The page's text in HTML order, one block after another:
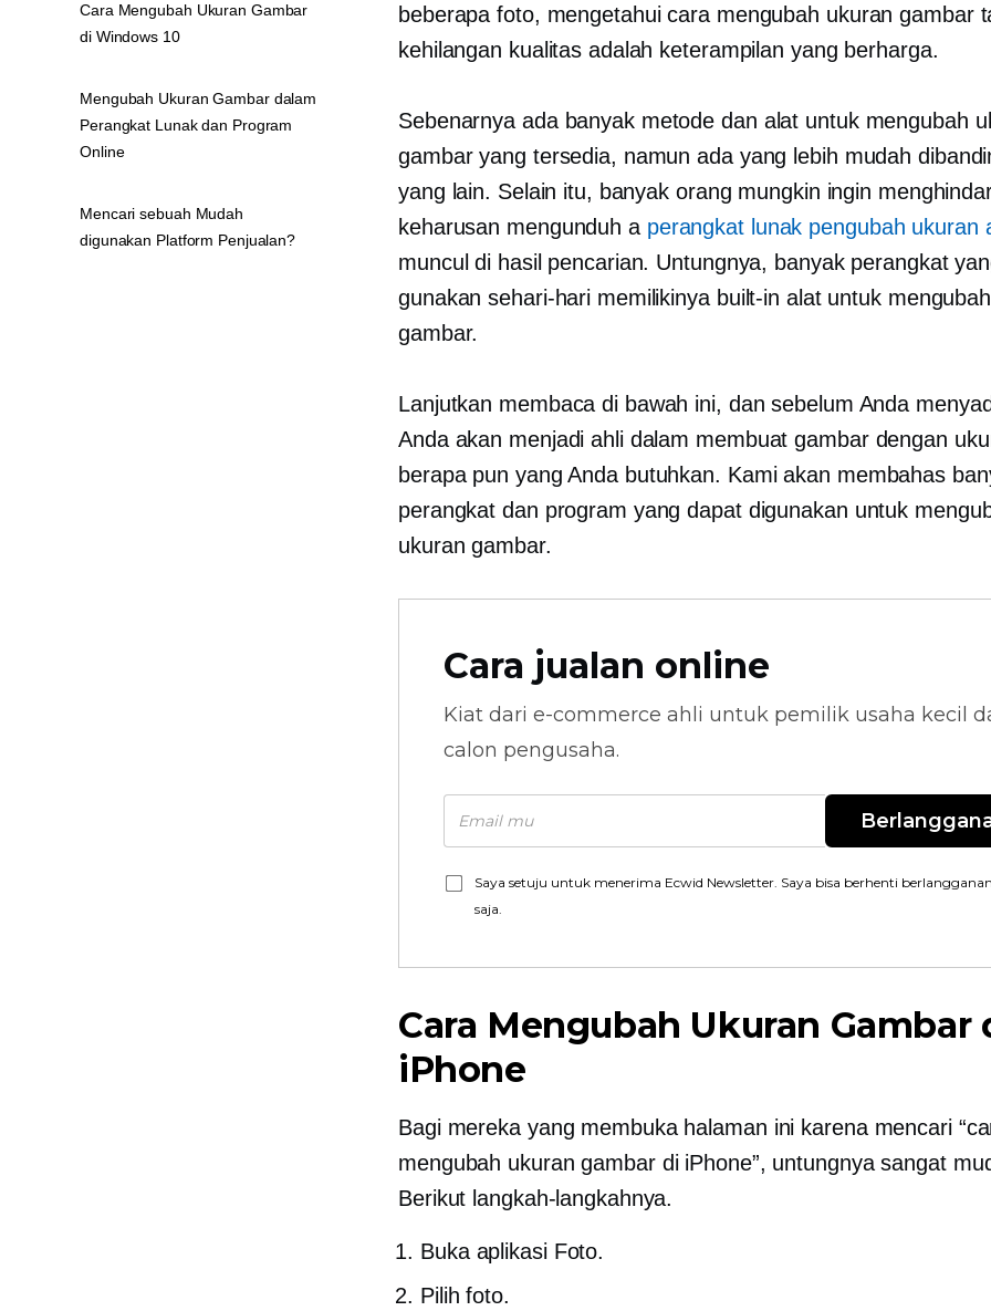
beberapa foto, mengetahui cara mengubah ukuran gambar
kehilangan kualitas adalah keterampilan yang berharga.
Sebenarnya ada banyak metode dan alat untuk mengubah
gambar yang tersedia, namun ada yang lebih mudah
yang lain. Selain itu, banyak orang mungkin ingin
keharusan mengunduh a perangkat lunak pengubah ukuran
muncul di hasil pencarian. Untungnya, banyak perangkat
gunakan sehari-hari memilikinya built-in alat untuk
gambar.
Lanjutkan membaca di bawah ini, dan sebelum Anda
Anda akan menjadi ahli dalam membuat gambar dengan
berapa pun yang Anda butuhkan. Kami akan membahas
perangkat dan program yang dapat digunakan untuk
ukuran gambar.
Cara jualan online
Kiat dari e-commerce ahli untuk pemilik usaha kecil
calon pengusaha.
Saya setuju untuk menerima Ecwid Newsletter. Saya bisa berhenti
saja.
Cara Mengubah Ukuran Gambar
iPhone
Bagi mereka yang membuka halaman ini karena mencari
mengubah ukuran gambar di iPhone”, untungnya sangat
Berikut langkah-langkahnya.
Buka aplikasi Foto.
Pilih foto.
Cara Mengubah Ukuran Gambar
di Windows 10
Mengubah Ukuran Gambar dalam
Perangkat Lunak dan Program
Online
Mencari sebuah Mudah
digunakan Platform Penjualan?